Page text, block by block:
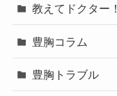
教えてドクター！
豊胸コラム
豊胸トラブル